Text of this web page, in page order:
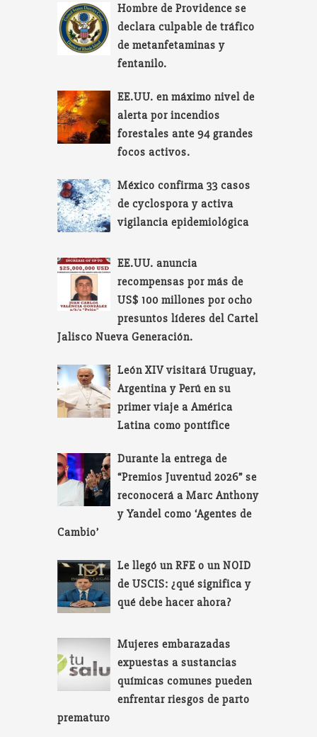
Hombre de Providence se
declara culpable de tráfico
de metanfetaminas y
fentanilo.
EE.UU. en máximo nivel de
alerta por incendios
forestales ante 94 grandes
focos activos.
México confirma 33 casos
de cyclospora y activa
vigilancia epidemiológica
EE.UU. anuncia
recompensas por más de
US$ 100 millones por ocho
presuntos líderes del Cartel
Jalisco Nueva Generación.
León XIV visitará Uruguay,
Argentina y Perú en su
primer viaje a América
Latina como pontífice
Durante la entrega de
“Premios Juventud 2026” se
reconocerá a Marc Anthony
y Yandel como ‘Agentes de
Cambio’
Le llegó un RFE o un NOID
de USCIS: ¿qué significa y
qué debe hacer ahora?
Mujeres embarazadas
expuestas a sustancias
químicas comunes pueden
enfrentar riesgos de parto
prematuro